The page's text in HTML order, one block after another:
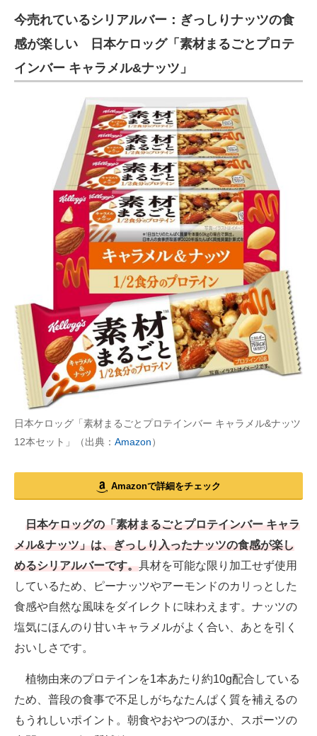
今売れているシリアルバー：ぎっしりナッツの食
感が楽しい 日本ケロッグ「素材まるごとプロテ
インバー キャラメル&ナッツ」
日本ケロッグ「素材まるごとプロテインバー キャラメル&ナッツ
12本セット」（出典： Amazon）
Amazonで詳細をチェック
日本ケロッグの「素材まるごとプロテインバー キャラ
メル&ナッツ」は、ぎっしり入ったナッツの食感が楽し
めるシリアルバーです。具材を可能な限り加工せず使用
しているため、ピーナッツやアーモンドのカリっとした
食感や自然な風味をダイレクトに味わえます。ナッツの
塩気にほんのり甘いキャラメルがよく合い、あとを引く
おいしさです。
植物由来のプロテインを1本あたり約10g配合している
ため、普段の食事で不足しがちなたんぱく質を補えるの
もうれしいポイント。朝食やおやつのほか、スポーツの